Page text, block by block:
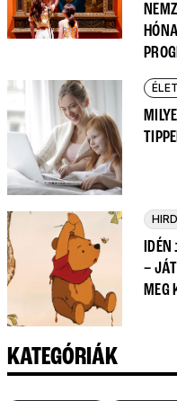
IDÉN
–
MEG
KATEGÓRIÁK